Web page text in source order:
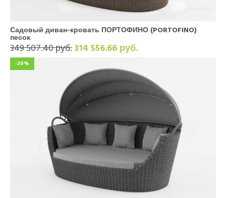
Садовый диван-кровать ПОРТОФИНО (PORTOFINO)
песок
349 507.40 руб.314 556.66 руб.
-20%